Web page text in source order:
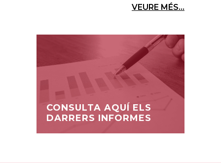
VEURE MÉS...
CONSULTA AQUÍ ELS
DARRERS INFORMES